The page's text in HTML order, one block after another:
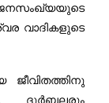
വാദികളുടെ
ജീവിതത്തിനു
ദുർബലരും